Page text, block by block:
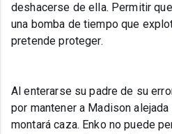
deshacerse de ella. Permitir
una bomba de tiempo que
pretende proteger.
Al enterarse su padre de su
por mantener a Madison
montará caza. Enko no puede